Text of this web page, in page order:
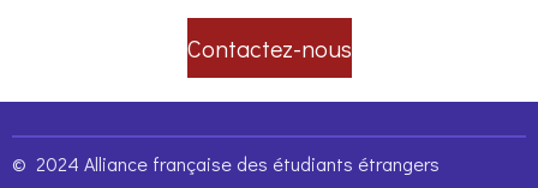
Contactez-nous
© 2024 Alliance française des étudiants étrangers